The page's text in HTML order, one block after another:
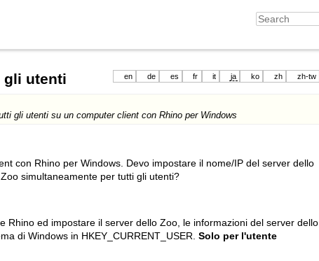
en de es fr it ja ko zh zh-tw
gli utenti
gli utenti su un computer client con Rhino per Windows
con Rhino per Windows. Devo impostare il nome/IP del server dello
simultaneamente per tutti gli utenti?
Rhino ed impostare il server dello Zoo, le informazioni del server dello
di Windows in HKEY_CURRENT_USER. Solo per l'utente